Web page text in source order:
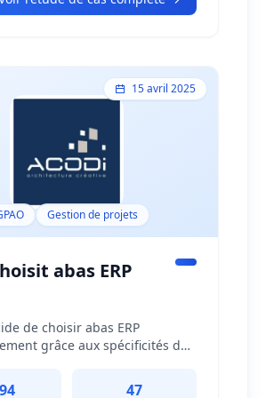
Quand nous avons
paies tous les mois et 450
par an. Ma seconde attente,
simple « administration du
» à travers 3 autres champs :
et formations des
être un agent du
et contribuer à la stratégie.
15 avril 2025
Gestion de projets
abas ERP
de choisir abas ERP
grâce aux spécificités de
et pour la faculté d'ABAS
47